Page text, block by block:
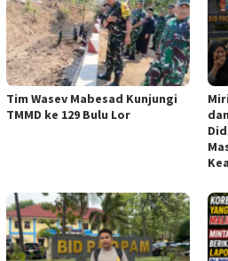
Tim Wasev Mabesad Kunjungi
TMMD ke 129 Bulu Lor